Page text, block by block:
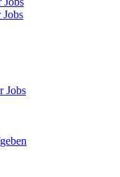
Jobs
Jobs